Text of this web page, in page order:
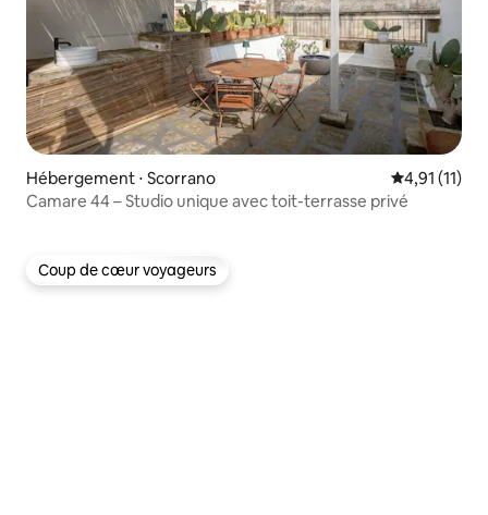
Hébergement ⋅ Scorrano Évaluation
4,91 (11)
Camare 44 – Studio unique avec toit-terrasse privé
Coup de cœur voyageurs
Coup de cœur voyageurs